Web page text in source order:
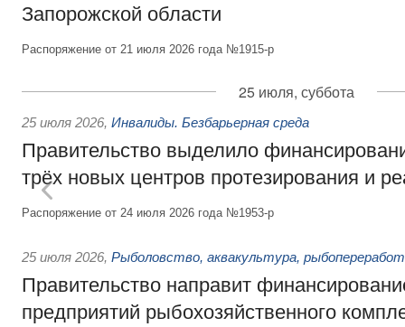
Запорожской области
Распоряжение от 21 июля 2026 года №1915-р
25 июля, суббота
25 июля 2026, Инвалиды. Безбарьерная среда
Правительство выделило
трёх новых центров протезирования и
Распоряжение от 24 июля 2026 года №1953-р
25 июля 2026, Рыболовство, аквакультура,
Правительство направит
предприятий рыбохозяйственного